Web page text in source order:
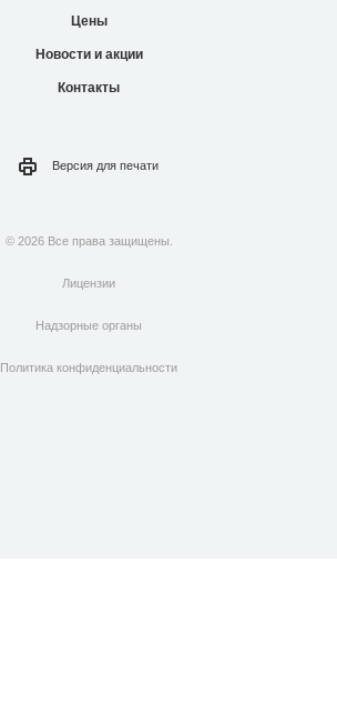
Цены
Новости и акции
Контакты
Версия для печати
© 2026 Все права защищены.
Лицензии
Надзорные органы
Политика конфиденциальности